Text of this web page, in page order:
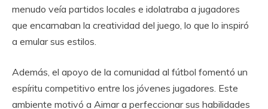
menudo veía partidos locales e idolatraba a jugadores
que encarnaban la creatividad del juego, lo que lo inspiró
a emular sus estilos.
Además, el apoyo de la comunidad al fútbol fomentó un
espíritu competitivo entre los jóvenes jugadores. Este
ambiente motivó a Aimar a perfeccionar sus habilidades